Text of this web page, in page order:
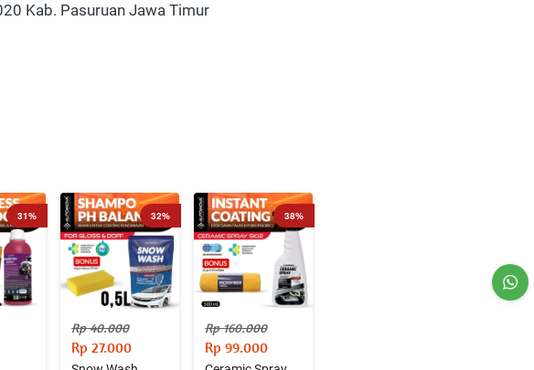
Kab. Pasuruan Jawa Timur
31%
Rp 40.000
Rp 27.000
32%
Rp 160.000
Rp 99.000
38%